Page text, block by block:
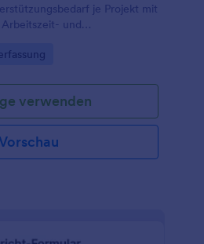
je Projekt mit
und
und Datenerfassung in
verwenden